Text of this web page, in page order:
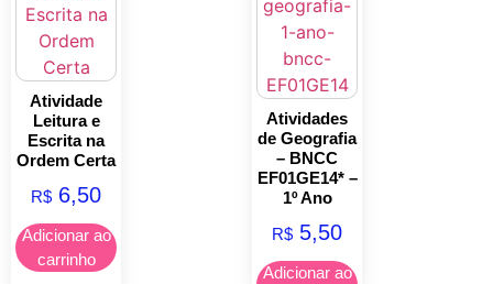
Atividade
Leitura e
Escrita na
Ordem Certa
R$ 6,50
Adicionar ao
carrinho
Atividades
de Geografia
– BNCC
EF01GE14* –
1º Ano
R$ 5,50
Adicionar ao